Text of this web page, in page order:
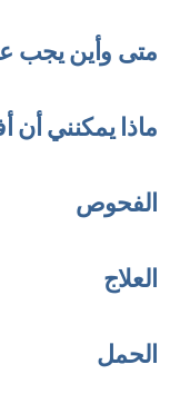
متى وأين يجب
ماذا يمكنني أن
الفحوص
العلاج
الحمل